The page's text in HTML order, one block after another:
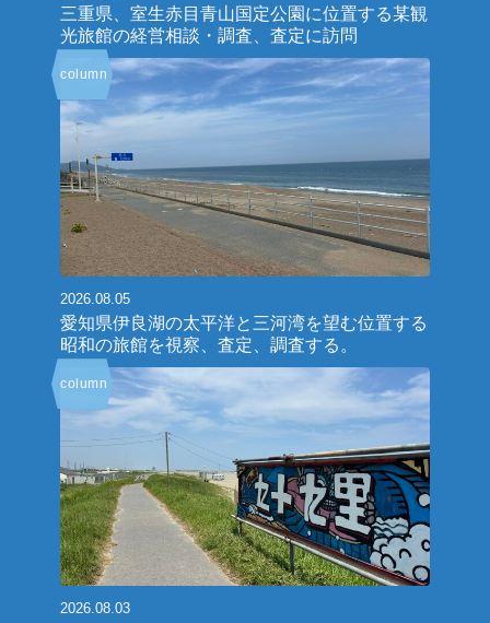
三重県、室生赤目青山国定公園に位置する某観
光旅館の経営相談・調査、査定に訪問
column
2026.08.05
愛知県伊良湖の太平洋と三河湾を望む位置する
昭和の旅館を視察、査定、調査する。
column
2026.08.03